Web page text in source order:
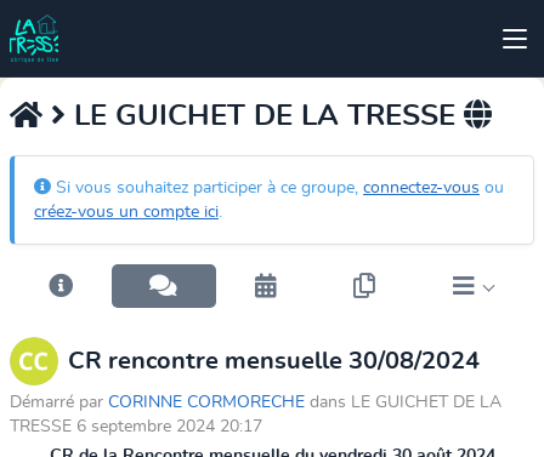
LE GUICHET DE LA TRESSE
Si vous souhaitez participer à ce groupe, connectez-vous ou
créez-vous un compte ici.
CR rencontre mensuelle 30/08/2024
Démarré par CORINNE CORMORECHE dans LE GUICHET DE LA
TRESSE 6 septembre 2024 20:17